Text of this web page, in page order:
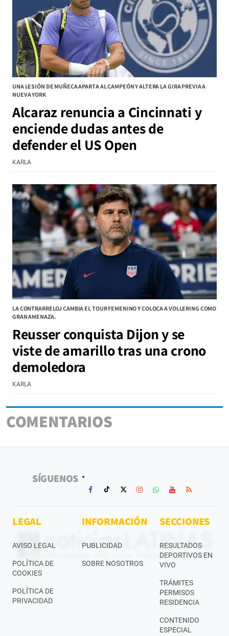
UNA LESIÓN DE MUÑECA APARTA AL CAMPEÓN Y ALTERA LA GIRA PREVIA A
NUEVA YORK
Alcaraz renuncia a Cincinnati y
enciende dudas antes de
defender el US Open
KARLA
LA CONTRARRELOJ CAMBIA EL TOUR FEMENINO Y COLOCA A VOLLERING COMO
GRAN AMENAZA.
Reusser conquista Dijon y se
viste de amarillo tras una crono
demoledora
KARLA
COMENTARIOS
SÍGUENOS
LEGAL
AVISO LEGAL
POLÍTICA DE
COOKIES
POLÍTICA DE
PRIVACIDAD
INFORMACIÓN
PUBLICIDAD
SOBRE NOSOTROS
SECCIONES
RESULTADOS
DEPORTIVOS EN
VIVO
TRÁMITES
PERMISOS
RESIDENCIA
CONTENIDO
ESPECIAL